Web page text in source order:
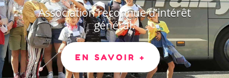
Association reconnue d’intérêt
général.
EN SAVOIR +